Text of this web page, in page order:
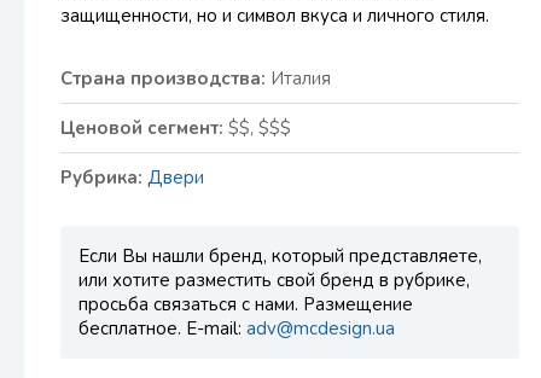
защищенности, но и символ вкуса и личного стиля.
Страна производства: Италия
Ценовой сегмент: $$, $$$
Рубрика: Двери
Если Вы нашли бренд, который представляете,
или хотите разместить свой бренд в рубрике,
просьба связаться с нами. Размещение
бесплатное. E-mail: adv@mcdesign.ua